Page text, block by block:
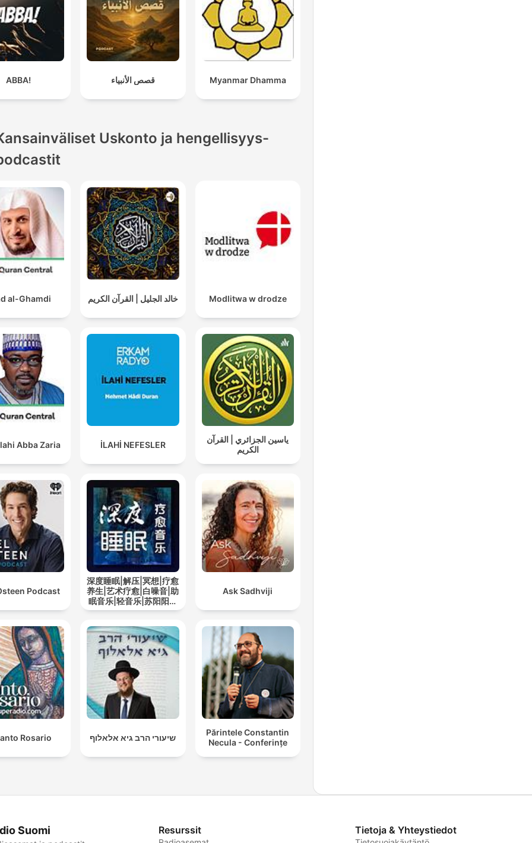
ABBA! قصص الأنبياء Myanmar Dhamma
Uskonto ja hengellisyys-
al-Ghamdi خالد الجليل | القرآن الكريم Modlitwa w drodze
Abba Zaria İLAHİ NEFESLER
ياسين الجزائري | القرآن
الكريم
Podcast
深度睡眠|解压|冥想|疗愈
养生|艺术疗愈|白噪音|助
眠音乐|轻音乐|苏阳阳频
道
Ask Sadhviji
Rosario שיעורי הרב גיא אלאלוף
Părintele Constantin
Necula - Conferințe
Suomi Resurssit Tietoja & Yhteystiedot